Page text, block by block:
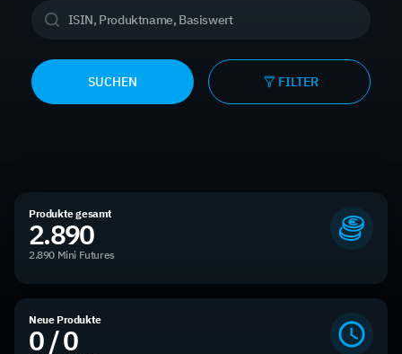
SUCHEN FILTER
Produkte gesamt
2.890
2.890 Mini Futures
Neue Produkte
0 / 0